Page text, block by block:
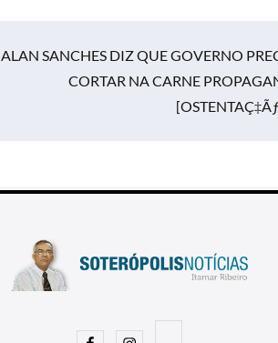
ALAN SANCHES DIZ QUE GOVERNO
CORTAR NA CARNE